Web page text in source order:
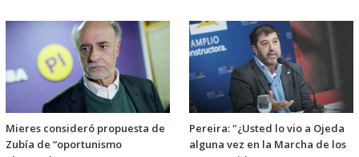
Mieres consideró propuesta de
Zubía de “oportunismo
Pereira: "¿Usted lo vio a Ojeda
alguna vez en la Marcha de los